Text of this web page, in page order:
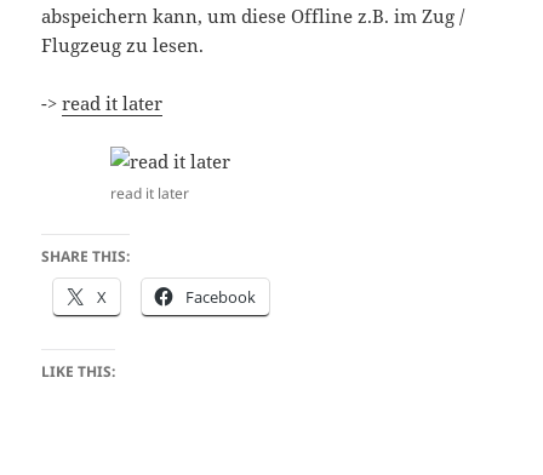
abspeichern kann, um diese Offline z.B. im Zug /
Flugzeug zu lesen.
->read it later
read it later
SHARE THIS:
X Facebook
LIKE THIS: